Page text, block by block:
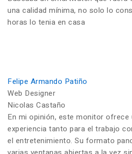
una calidad mínima, no solo lo
horas lo tenia en casa
Felipe Armando Patiño
Web Designer
Nicolas Castaño
En mi opinión, este monitor ofrece
experiencia tanto para el trabajo
el entretenimiento. Su formato